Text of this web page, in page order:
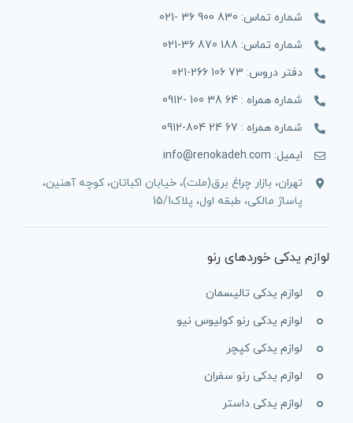
شماره تماس: 830 900 36 -021
شماره تماس: 188 870 36-021
دفتر دروس: 73 106 266-021
شماره همراه : 64 38 100 -0912
شماره همراه : 67 24 804-0912
ایمیل: info@renokadeh.com
تهران، بازار چراغ برق(ملت)، خیابان اکباتان، کوچه آهنین،
پاساژ مالکی، طبقه اول، پلاک15/1
لوازم یدکی خوردهای رنو
لوازم یدکی تالیسمان
لوازم یدکی رنو کولیوس نیو
لوازم یدکی کپچر
لوازم یدکی رنو سفران
لوازم یدکی داستر